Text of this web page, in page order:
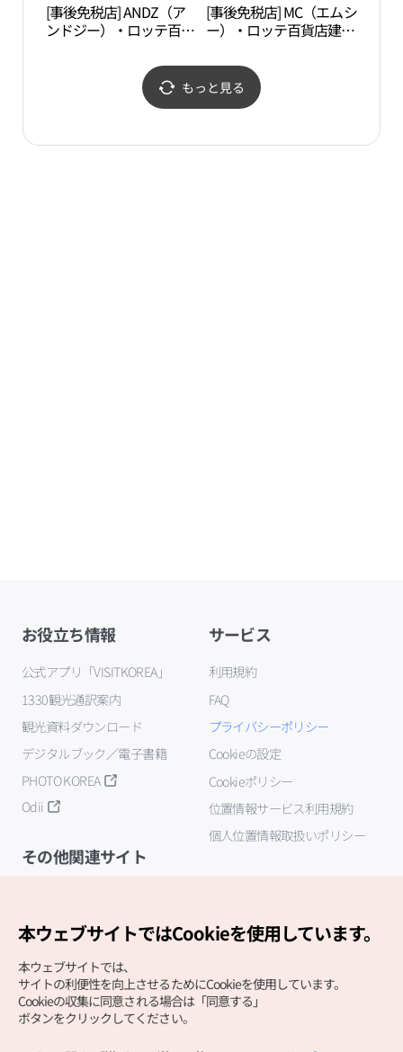
[事後免税店] ANDZ（ア
ンドジー）・ロッテ百貨
シティ店(앤드지 롯데백
화점 건대스타시티점)
[事後免税店] MC（エムシ
ー）・ロッテ百貨店建大
店(엠씨 롯데백화점 건대
스타시티점)
もっと見る
お役立ち情報
公式アプリ「VISITKOREA」
1330観光通訳案内
観光資料ダウンロード
デジタルブック／電子書籍
PHOTO KOREA
Odii
サービス
利用規約
FAQ
プライバシーポリシー
Cookieの設定
Cookieポリシー
位置情報サービス利用規約
個人位置情報取扱いポリシー
その他関連サイト
本ウェブサイトではCookieを使用しています。
本ウェブサイトでは、
サイトの利便性を向上させるためにCookieを使用しています。
Cookieの収集に同意される場合は「同意する」
ボタンをクリックしてください。